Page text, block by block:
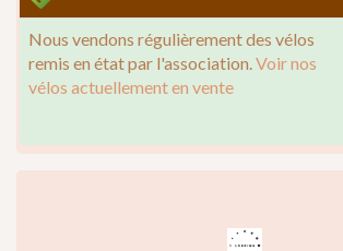
Nous vendons régulièrement des vélos
remis en état par l'association. Voir nos
vélos actuellement en vente